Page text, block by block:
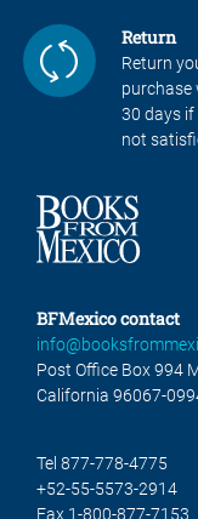
Return
Return
purchase
30 days if
not
BFMexico contact
Post Office Box 994
California 96067-
Tel 877-778-4775
+52-55-5573-2914
Fax 1-800-877-7153